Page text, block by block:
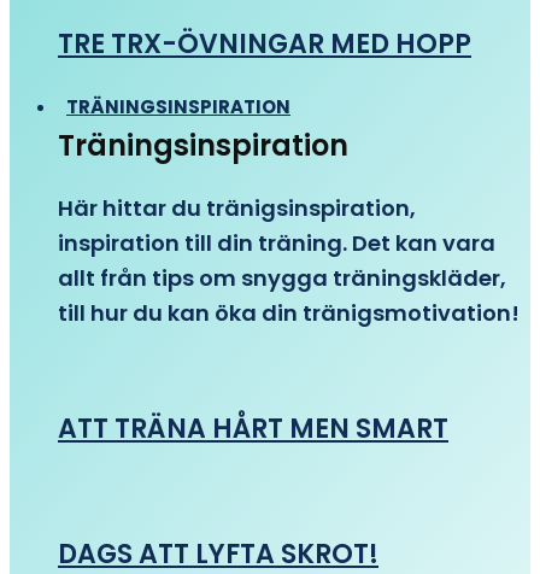
TRE TRX-ÖVNINGAR MED HOPP
TRÄNINGSINSPIRATION
Träningsinspiration
Här hittar du tränigsinspiration,
inspiration till din träning. Det kan vara
allt från tips om snygga träningskläder,
till hur du kan öka din tränigsmotivation!
ATT TRÄNA HÅRT MEN SMART
DAGS ATT LYFTA SKROT!